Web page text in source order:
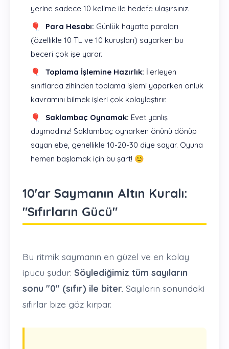
yerine sadece 10 kelime ile hedefe ulaşırsınız.
Para Hesabı: Günlük hayatta paraları
(özellikle 10 TL ve 10 kuruşları) sayarken bu
beceri çok işe yarar.
Toplama İşlemine Hazırlık: İlerleyen
sınıflarda zihinden toplama işlemi yaparken onluk
kavramını bilmek işleri çok kolaylaştırır.
Saklambaç Oynamak: Evet yanlış
duymadınız! Saklambaç oynarken önünü dönüp
sayan ebe, genellikle 10-20-30 diye sayar. Oyuna
hemen başlamak için bu şart! 😊
10'ar Saymanın Altın Kuralı:
"Sıfırların Gücü"
Bu ritmik saymanın en güzel ve en kolay
ipucu şudur: Söylediğimiz tüm sayıların
sonu "0" (sıfır) ile biter. Sayıların sonundaki
sıfırlar bize göz kırpar.